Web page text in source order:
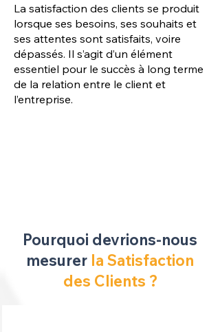
La satisfaction des clients se produit
lorsque ses besoins, ses souhaits et
ses attentes sont satisfaits, voire
dépassés. Il s’agit d’un élément
essentiel pour le succès à long terme
de la relation entre le client et
l’entreprise.
Pourquoi devrions-nous
mesurer la Satisfaction
des Clients ?